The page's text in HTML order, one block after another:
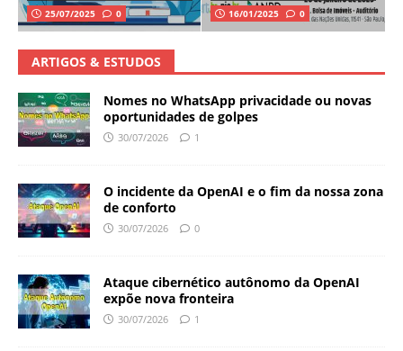
25/07/2025 0 16/01/2025 0
ARTIGOS & ESTUDOS
Nomes no WhatsApp privacidade ou novas
oportunidades de golpes
30/07/2026 1
O incidente da OpenAI e o fim da nossa zona
de conforto
30/07/2026 0
Ataque cibernético autônomo da OpenAI
expõe nova fronteira
30/07/2026 1